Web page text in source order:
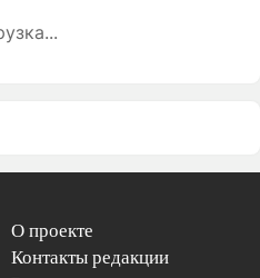
О проекте
Контакты редакции